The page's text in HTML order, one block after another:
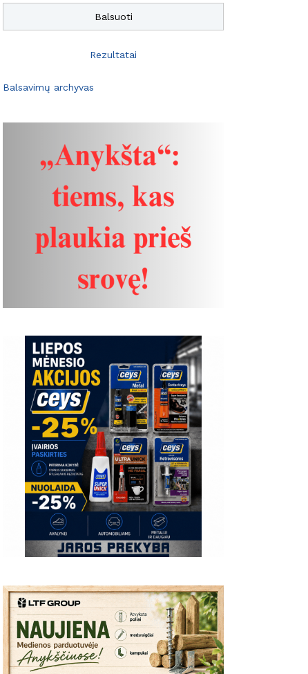
Latavėnai: pasaulio
lietuvių vyskupo
tėviškė
Traupis 2 video
Rezultatai
Balsavimų archyvas